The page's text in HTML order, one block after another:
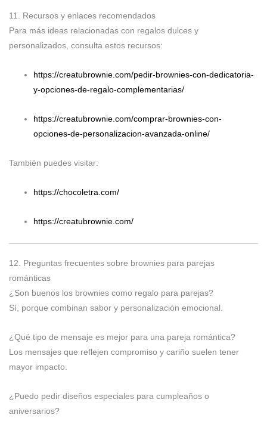
11. Recursos y enlaces recomendados
Para más ideas relacionadas con regalos dulces y
personalizados, consulta estos recursos:
https://creatubrownie.com/pedir-brownies-con-dedicatoria-
y-opciones-de-regalo-complementarias/
https://creatubrownie.com/comprar-brownies-con-
opciones-de-personalizacion-avanzada-online/
También puedes visitar:
https://chocoletra.com/
https://creatubrownie.com/
12. Preguntas frecuentes sobre brownies para parejas
románticas
¿Son buenos los brownies como regalo para parejas?
Sí, porque combinan sabor y personalización emocional.
¿Qué tipo de mensaje es mejor para una pareja romántica?
Los mensajes que reflejen compromiso y cariño suelen tener
mayor impacto.
¿Puedo pedir diseños especiales para cumpleaños o
aniversarios?